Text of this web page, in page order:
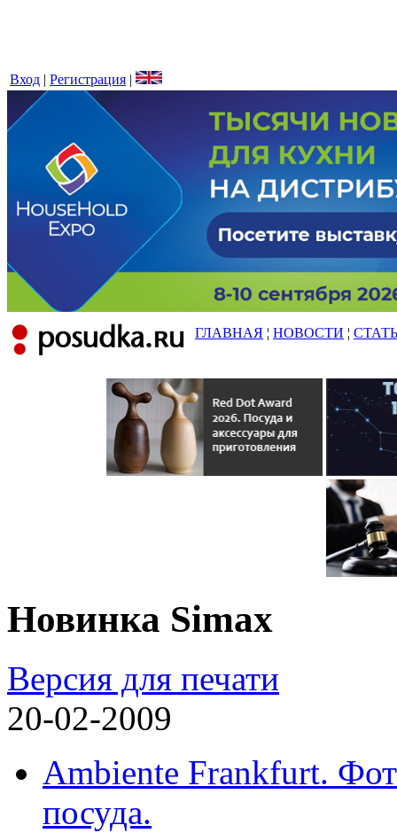
Вход | Регистрация |
ГЛАВНАЯ ¦ НОВОСТИ ¦
Новинка Simax
Версия для печати
20-02-2009
Ambiente Frankfurt.
посуда.